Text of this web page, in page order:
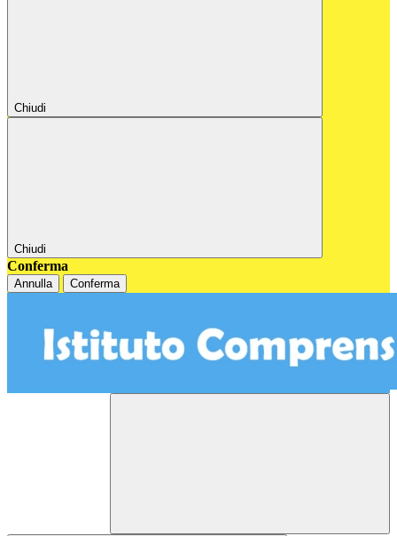
Chiudi
Chiudi
Conferma
Annulla Conferma